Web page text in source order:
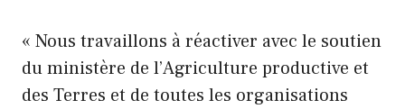
« Nous travaillons à réactiver avec le soutien
du ministère de l’Agriculture productive et
des Terres et de toutes les organisations